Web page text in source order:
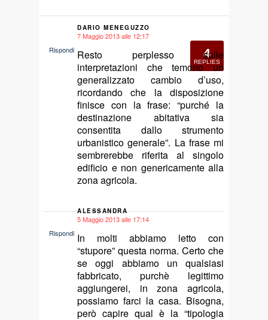
4
REPLIES
DARIO MENEGUZZO
7 Maggio 2013 alle 12:17
Resto perplesso sulle
interpretazioni che temono un
generalizzato cambio d’uso,
ricordando che la disposizione
finisce con la frase: “purché la
destinazione abitativa sia
consentita dallo strumento
urbanistico generale”. La frase mi
sembrerebbe riferita al singolo
edificio e non genericamente alla
zona agricola.
Rispondi
ALESSANDRA
5 Maggio 2013 alle 17:14
In molti abbiamo letto con
“stupore” questa norma. Certo che
se oggi abbiamo un qualsiasi
fabbricato, purchè legittimo
aggiungerei, in zona agricola,
possiamo farci la casa. Bisogna,
però capire qual è la “tipologia
Rispondi